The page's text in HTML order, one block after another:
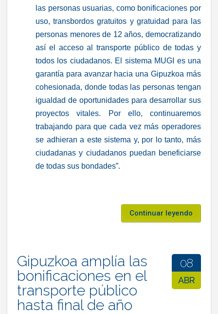
las personas usuarias, como bonificaciones por
uso, transbordos gratuitos y gratuidad para las
personas menores de 12 años, democratizando
así el acceso al transporte público de todas y
todos los ciudadanos. El sistema MUGI es una
garantía para avanzar hacia una Gipuzkoa más
cohesionada, donde todas las personas tengan
igualdad de oportunidades para desarrollar sus
proyectos vitales. Por ello, continuaremos
trabajando para que cada vez más operadores
se adhieran a este sistema y, por lo tanto, más
ciudadanas y ciudadanos puedan beneficiarse
de todas sus bondades”.
Continuar leyendo
Gipuzkoa amplía las
bonificaciones en el
transporte público
hasta final de año
08
ABR